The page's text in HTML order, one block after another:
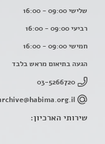
שלישי 09:00 - 16:00
רביעי 09:00 - 16:00
חמישי 09:00 - 16:00
הגעה בתיאום מראש בלבד
03-5266720
שירותי הארכיון: